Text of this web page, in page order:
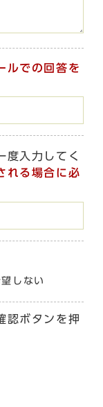
ルでの回答を
度入力してく
れる場合に必
しない
認ボタンを押